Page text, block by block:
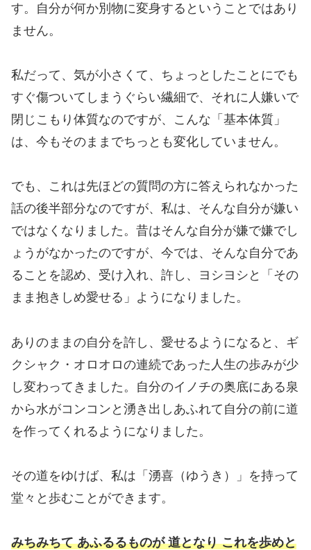
す。自分が何か別物に変身するということではあり
ません。
私だって、気が小さくて、ちょっとしたことにでも
すぐ傷ついてしまうぐらい繊細で、それに人嫌いで
閉じこもり体質なのですが、こんな「基本体質」
は、今もそのままでちっとも変化していません。
でも、これは先ほどの質問の方に答えられなかった
話の後半部分なのですが、私は、そんな自分が嫌い
ではなくなりました。昔はそんな自分が嫌で嫌でし
ょうがなかったのですが、今では、そんな自分であ
ることを認め、受け入れ、許し、ヨシヨシと「その
まま抱きしめ愛せる」ようになりました。
ありのままの自分を許し、愛せるようになると、ギ
クシャク・オロオロの連続であった人生の歩みが少
し変わってきました。自分のイノチの奥底にある泉
から水がコンコンと湧き出しあふれて自分の前に道
を作ってくれるようになりました。
その道をゆけば、私は「湧喜（ゆうき）」を持って
堂々と歩むことができます。
みちみちて あふるるものが 道となり これを歩めと